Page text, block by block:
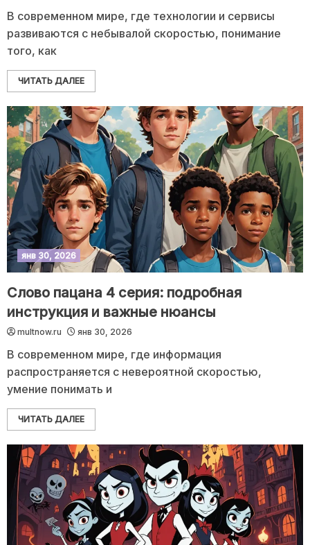
В современном мире, где технологии и сервисы
развиваются с небывалой скоростью, понимание
того, как
ЧИТАТЬ ДАЛЕЕ
янв 30, 2026
Слово пацана 4 серия: подробная
инструкция и важные нюансы
multnow.ru янв 30, 2026
В современном мире, где информация
распространяется с невероятной скоростью,
умение понимать и
ЧИТАТЬ ДАЛЕЕ